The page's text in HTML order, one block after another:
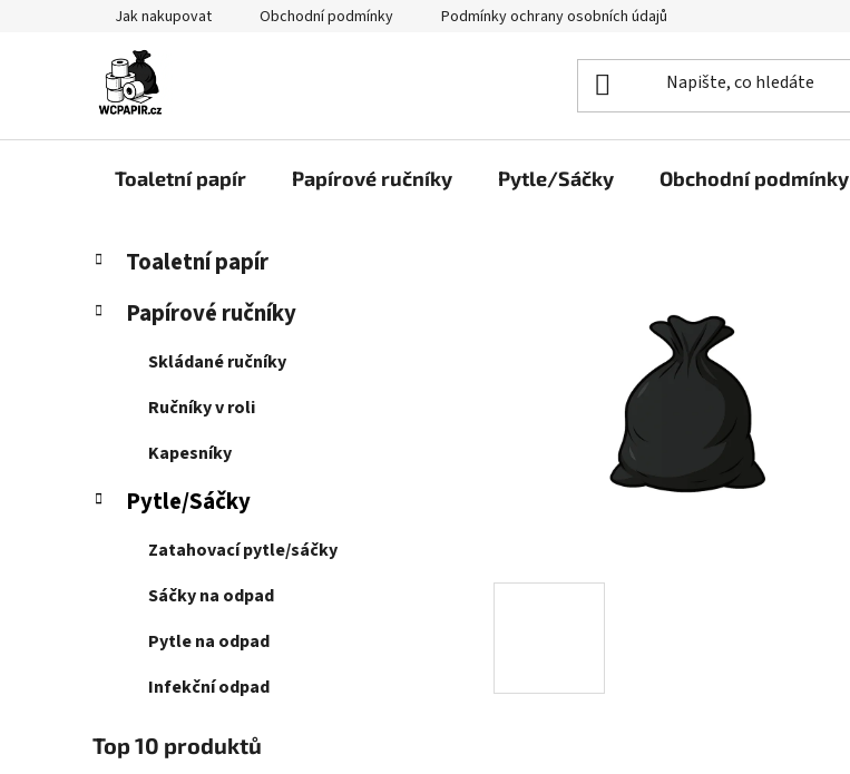
Jak nakupovat Obchodní podmínky Podmínky ochrany osobních údajů
Toaletní papír Papírové ručníky Pytle/Sáčky Obchodní podmínky
P
s
p
Přeskočit
kategorie
K
a
e
Toaletní papír
Papírové ručníky
Skládané ručníky
Ručníky v roli
Kapesníky
Pytle/Sáčky
Zatahovací pytle/sáčky
Sáčky na odpad
Pytle na odpad
Infekční odpad
Top 10 produktů